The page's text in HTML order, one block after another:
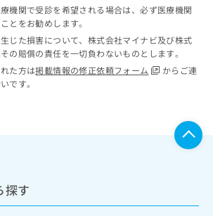
機関で受診を希望される場合は、必ず医療機関
とをお勧めします。
じた損害について、株式会社マイナビ及び株式
の賠償の責任を一切負わないものとします。
た方は掲載情報の修正依頼フォーム
からご連
です。
探す